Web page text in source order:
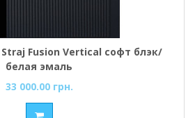
Fusion Vertical софт блэк/
белая эмаль
33 000.00 грн.